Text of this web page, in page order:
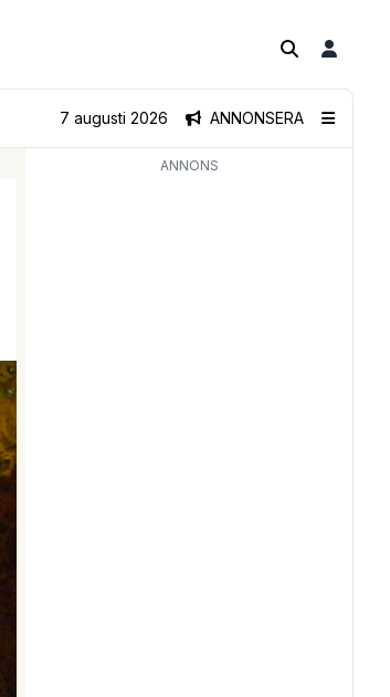
ANNONSERA
7 augusti 2026
ANNONS